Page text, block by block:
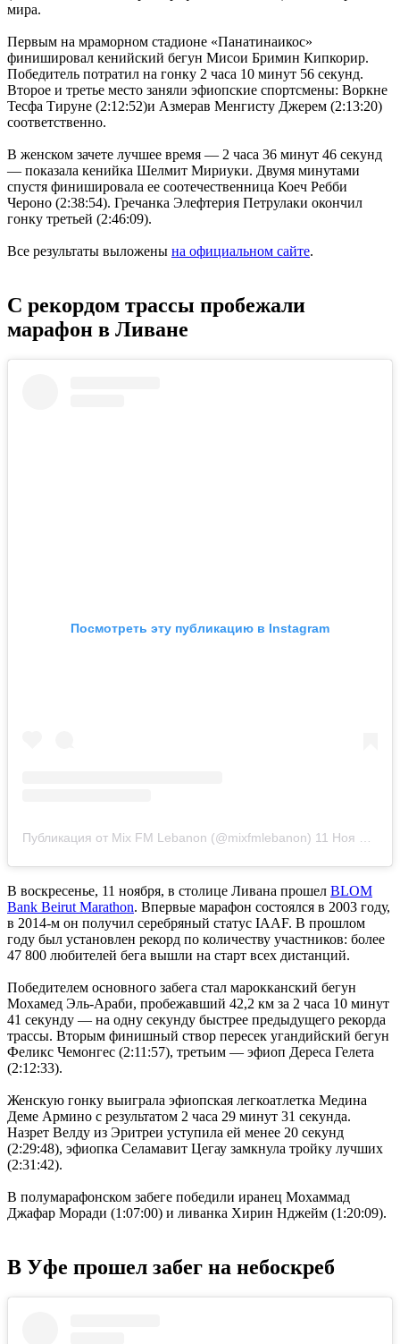
мира.
Первым на мраморном стадионе «Панатинаикос»
финишировал кенийский бегун Мисои Бримин Кипкорир.
Победитель потратил на гонку 2 часа 10 минут 56 секунд.
Второе и третье место заняли эфиопские спортсмены: Воркне
Тесфа Тируне (2:12:52)и Азмерав Менгисту Джерем (2:13:20)
соответственно.
В женском зачете лучшее время — 2 часа 36 минут 46 секунд
— показала кенийка Шелмит Мириуки. Двумя минутами
спустя финишировала ее соотечественница Коеч Ребби
Чероно (2:38:54). Гречанка Элефтерия Петрулаки окончил
гонку третьей (2:46:09).
Все результаты выложены на официальном сайте.
С рекордом трассы пробежали
марафон в Ливане
Посмотреть эту публикацию в Instagram
Публикация от Mix FM Lebanon (@mixfmlebanon) 11 Ноя 2018 в 11:19 PST
В воскресенье, 11 ноября, в столице Ливана прошел BLOM
Bank Beirut Marathon. Впервые марафон состоялся в 2003 году,
в 2014-м он получил серебряный статус IAAF. В прошлом
году был установлен рекорд по количеству участников: более
47 800 любителей бега вышли на старт всех дистанций.
Победителем основного забега стал марокканский бегун
Мохамед Эль-Араби, пробежавший 42,2 км за 2 часа 10 минут
41 секунду — на одну секунду быстрее предыдущего рекорда
трассы. Вторым финишный створ пересек угандийский бегун
Феликс Чемонгес (2:11:57), третьим — эфиоп Дереса Гелета
(2:12:33).
Женскую гонку выиграла эфиопская легкоатлетка Медина
Деме Армино с результатом 2 часа 29 минут 31 секунда.
Назрет Велду из Эритреи уступила ей менее 20 секунд
(2:29:48), эфиопка Селамавит Цегау замкнула тройку лучших
(2:31:42).
В полумарафонском забеге победили иранец Мохаммад
Джафар Моради (1:07:00) и ливанка Хирин Нджейм (1:20:09).
В Уфе прошел забег на небоскреб